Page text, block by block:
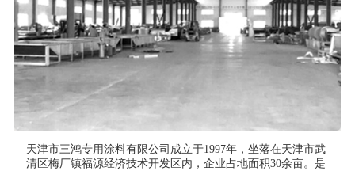
天津市三鸿专用涂料有限公司成立于1997年，坐落在天津市武
清区梅厂镇福源经济技术开发区内，企业占地面积30余亩。是